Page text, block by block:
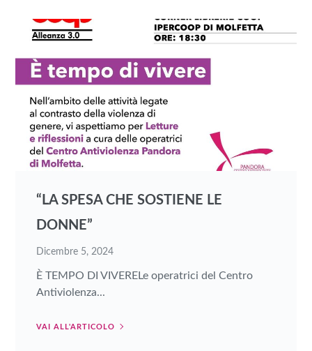
“LA SPESA CHE SOSTIENE LE
DONNE”
Dicembre 5, 2024
È TEMPO DI VIVERELe operatrici del Centro
Antiviolenza...
VAI ALL'ARTICOLO